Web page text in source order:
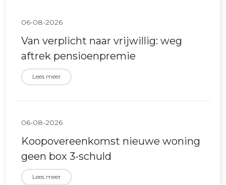
06-08-2026
Van verplicht naar vrijwillig: weg
aftrek pensioenpremie
Lees meer
06-08-2026
Koopovereenkomst nieuwe woning
geen box 3-schuld
Lees meer